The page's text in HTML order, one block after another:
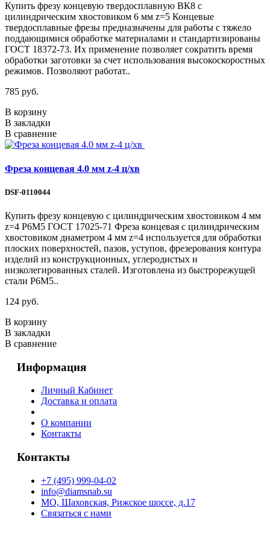
Купить фрезу концевую твердосплавную ВК8 с
цилиндрическим хвостовиком 6 мм z=5 Концевые
твердосплавные фрезы предназначены для работы с тяжело
поддающимися обработке материалами и стандартизированы
ГОСТ 18372-73. Их применение позволяет сократить время
обработки заготовки за счет использования высокоскоростных
режимов. Позволяют работат..
785 руб.
В корзину
В закладки
В сравнение
Фреза концевая 4.0 мм z-4 ц/хв
DSF-0110044
Купить фрезу концевую с цилиндрическим хвостовиком 4 мм
z=4 Р6М5 ГОСТ 17025-71 Фреза концевая с цилиндрическим
хвостовиком диаметром 4 мм z=4 используется для обработки
плоских поверхностей, пазов, уступов, фрезерования контура
изделий из конструкционных, углеродистых и
низколегированных сталей. Изготовлена из быстрорежущей
стали Р6М5..
124 руб.
В корзину
В закладки
В сравнение
Информация
Личный Кабинет
Доставка и оплата
О компании
Контакты
Контакты
+7 (495) 999-04-02
info@diamsnab.su
МО, Шаховская, Рижское шоссе, д.17
Связаться с нами